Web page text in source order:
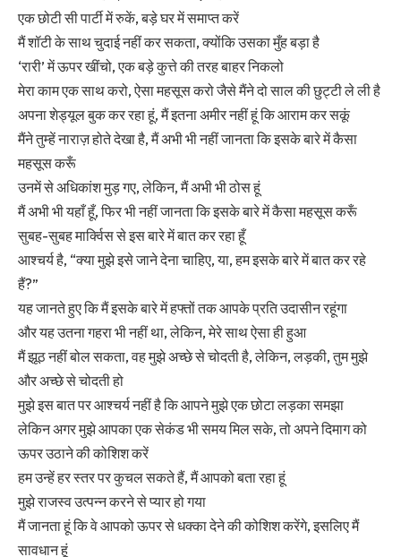
एक छोटी सी पार्टी में रुकें, बड़े घर में समाप्त करें
मैं शॉटी के साथ चुदाई नहीं कर सकता, क्योंकि उसका मुँह बड़ा है
‘रारी’ में ऊपर खींचो, एक बड़े कुत्ते की तरह बाहर निकलो
मेरा काम एक साथ करो, ऐसा महसूस करो जैसे मैंने दो साल की छुट्टी ले ली है
अपना शेड्यूल बुक कर रहा हूं, मैं इतना अमीर नहीं हूं कि आराम कर सकूं
मैंने तुम्हें नाराज़ होते देखा है, मैं अभी भी नहीं जानता कि इसके बारे में कैसा
महसूस करूँ
उनमें से अधिकांश मुड़ गए, लेकिन, मैं अभी भी ठोस हूं
मैं अभी भी यहाँ हूँ, फिर भी नहीं जानता कि इसके बारे में कैसा महसूस करूँ
सुबह-सुबह मार्क्विस से इस बारे में बात कर रहा हूँ
आश्चर्य है, “क्या मुझे इसे जाने देना चाहिए, या, हम इसके बारे में बात कर रहे
हैं?”
यह जानते हुए कि मैं इसके बारे में हफ्तों तक आपके प्रति उदासीन रहूंगा
और यह उतना गहरा भी नहीं था, लेकिन, मेरे साथ ऐसा ही हुआ
मैं झूठ नहीं बोल सकता, वह मुझे अच्छे से चोदती है, लेकिन, लड़की, तुम मुझे
और अच्छे से चोदती हो
मुझे इस बात पर आश्चर्य नहीं है कि आपने मुझे एक छोटा लड़का समझा
लेकिन अगर मुझे आपका एक सेकंड भी समय मिल सके, तो अपने दिमाग को
ऊपर उठाने की कोशिश करें
हम उन्हें हर स्तर पर कुचल सकते हैं, मैं आपको बता रहा हूं
मुझे राजस्व उत्पन्न करने से प्यार हो गया
मैं जानता हूं कि वे आपको ऊपर से धक्का देने की कोशिश करेंगे, इसलिए मैं
सावधान हूं